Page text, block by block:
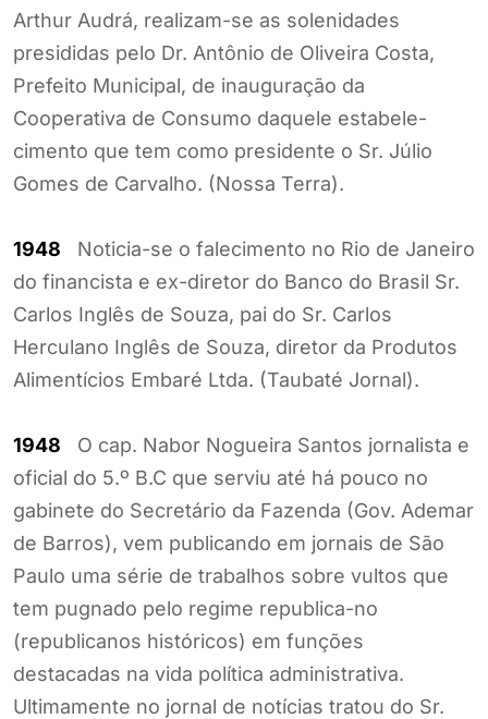
Arthur Audrá, realizam-se as solenidades
presididas pelo Dr. Antônio de Oliveira Costa,
Prefeito Municipal, de inauguração da
Cooperativa de Consumo daquele estabele-
cimento que tem como presidente o Sr. Júlio
Gomes de Carvalho. (Nossa Terra).
1948 Noticia-se o falecimento no Rio de Janeiro
do financista e ex-diretor do Banco do Brasil Sr.
Carlos Inglês de Souza, pai do Sr. Carlos
Herculano Inglês de Souza, diretor da Produtos
Alimentícios Embaré Ltda. (Taubaté Jornal).
1948 O cap. Nabor Nogueira Santos jornalista e
oficial do 5.º B.C que serviu até há pouco no
gabinete do Secretário da Fazenda (Gov. Ademar
de Barros), vem publicando em jornais de São
Paulo uma série de trabalhos sobre vultos que
tem pugnado pelo regime republica-no
(republicanos históricos) em funções
destacadas na vida política administrativa.
Ultimamente no jornal de notícias tratou do Sr.